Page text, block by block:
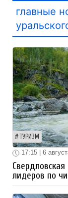
главные
ТУРИЗМ
17:15 | 6
лидеров по